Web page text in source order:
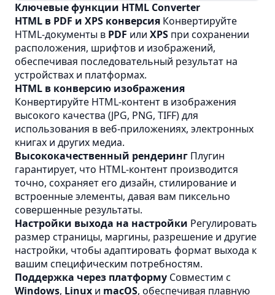
Ключевые функции HTML Converter
HTML в PDF и XPS конверсия Конвертируйте
HTML-документы в PDF или XPS при сохранении
расположения, шрифтов и изображений,
обеспечивая последовательный результат на
устройствах и платформах.
HTML в конверсию изображения
Конвертируйте HTML-контент в изображения
высокого качества (JPG, PNG, TIFF) для
использования в веб-приложениях, электронных
книгах и других медиа.
Высококачественный рендеринг Плугин
гарантирует, что HTML-контент производится
точно, сохраняет его дизайн, стилирование и
встроенные элементы, давая вам пиксельно
совершенные результаты.
Настройки выхода на настройки Регулировать
размер страницы, маргины, разрешение и другие
настройки, чтобы адаптировать формат выхода к
вашим специфическим потребностям.
Поддержка через платформу Совместим с
Windows, Linux и macOS, обеспечивая плавную